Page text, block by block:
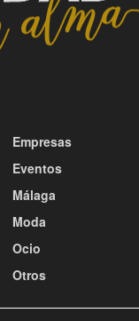
Empresas
Eventos
Málaga
Moda
Ocio
Otros